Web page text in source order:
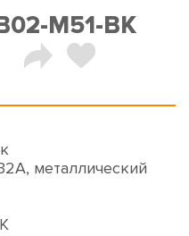
M51-BK
металлический